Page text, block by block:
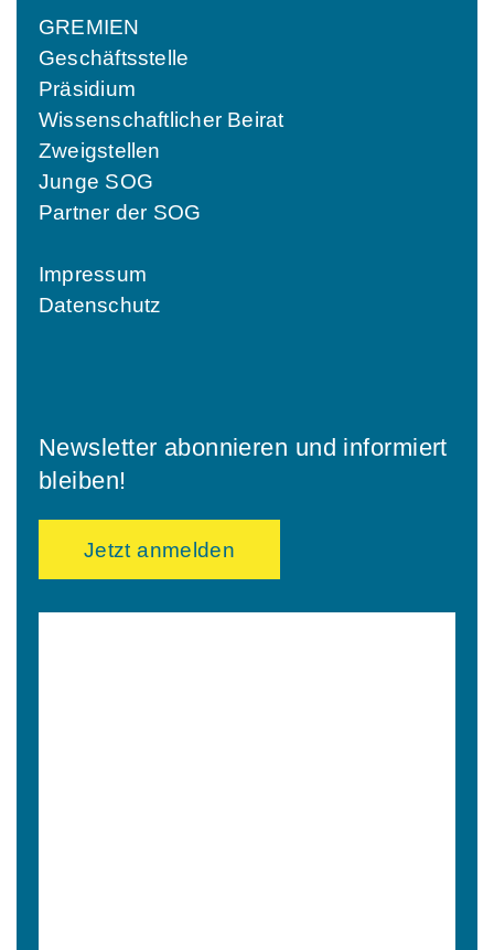
GREMIEN
Geschäftsstelle
Präsidium
Wissenschaftlicher Beirat
Zweigstellen
Junge SOG
Partner der SOG
Impressum
Datenschutz
Newsletter abonnieren und informiert
bleiben!
Jetzt anmelden